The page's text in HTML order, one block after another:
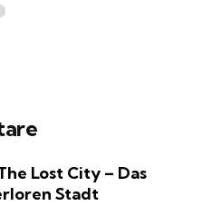
Lost City – Das
Stadt